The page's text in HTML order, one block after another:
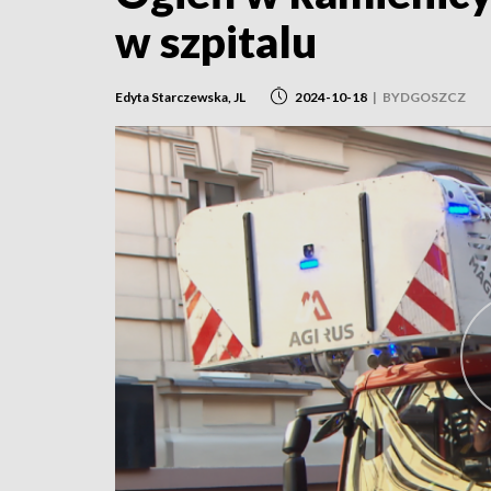
w szpitalu
Edyta Starczewska, JL 2024-10-18 | BYDGOSZCZ